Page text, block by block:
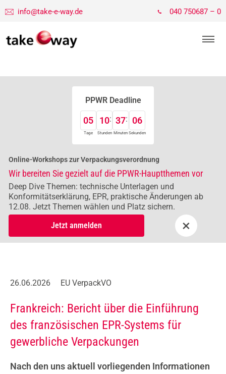
info@take-e-way.de 040 750687 – 0
PPWR Deadline
05
Tage
10
Stunden
37
Minuten
05
Sekunden
Online-Workshops zur Verpackungsverordnung
Wir bereiten Sie gezielt auf die PPWR-Hauptthemen vor
Deep Dive Themen: technische Unterlagen und
Konformitätserklärung, EPR, praktische Änderungen ab
12.08. Jetzt Themen wählen und Platz sichern.
Jetzt anmelden
×
26.06.2026 EU VerpackVO
Frankreich: Bericht über die Einführung
des französischen EPR-Systems für
gewerbliche Verpackungen
Nach den uns aktuell vorliegenden Informationen